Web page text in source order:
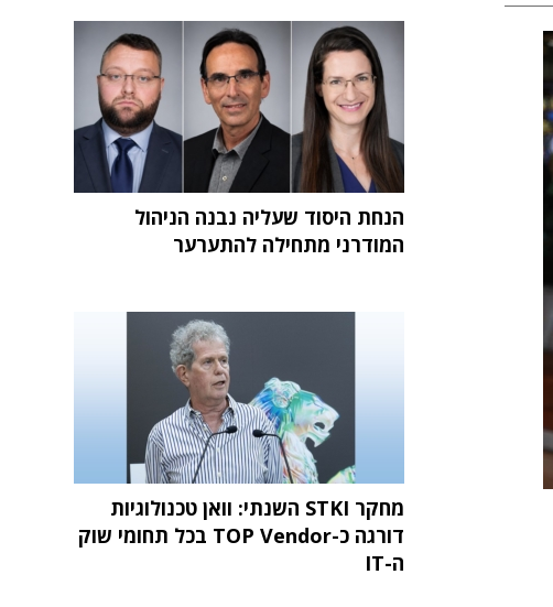
הנחת היסוד שעליה נבנה הניהול
המודרני מתחילה להתערער
מחקר STKI השנתי: וואן טכנולוגיות
דורגה כ-TOP Vendor בכל תחומי שוק
ה-IT